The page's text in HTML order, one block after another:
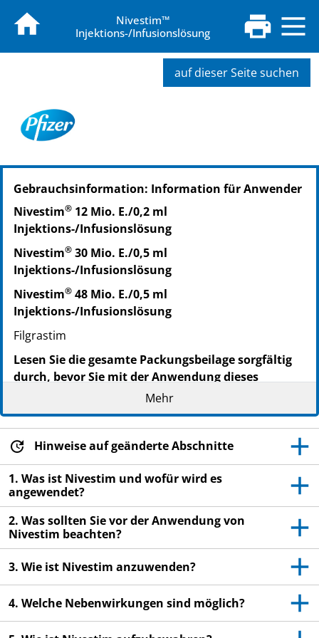
Nivestim™
Injektions-/Infusionslösung
auf dieser Seite suchen
PZN: 06439458
PPN: 110643945851
Gebrauchsinformation: Information für Anwender
Nivestim® 12 Mio. E./0,2 ml
Injektions-/Infusionslösung
Nivestim® 30 Mio. E./0,5 ml
Injektions-/Infusionslösung
Nivestim® 48 Mio. E./0,5 ml
Injektions-/Infusionslösung
Filgrastim
Lesen Sie die gesamte Packungsbeilage sorgfältig
durch, bevor Sie mit der Anwendung dieses
Arzneimittels beginnen, denn sie enthält wichtige
Informationen.
Heben Sie die Packungsbeilage auf. Vielleicht
möchten Sie diese später nochmals lesen.
Wenn Sie weitere Fragen haben, wenden Sie sich
an Ihren Arzt, Apotheker oder das medizinische
Fachpersonal.
Dieses Arzneimittel wurde Ihnen persönlich
verschrieben. Geben Sie es nicht an Dritte weiter.
Es kann anderen Menschen schaden, auch wenn
Wenn Sie Nebenwirkungen bemerken, wenden Sie
sich an Ihren Arzt, Apotheker oder das
Mehr
Hinweise auf geänderte Abschnitte
1. Was ist Nivestim und wofür wird es
angewendet?
2. Was sollten Sie vor der Anwendung von
Nivestim beachten?
3. Wie ist Nivestim anzuwenden?
4. Welche Nebenwirkungen sind möglich?